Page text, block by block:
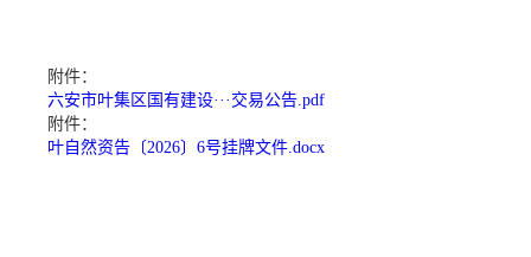
附件：
六安市叶集区国有建设···交易公告.pdf
附件：
叶自然资告〔2026〕6号挂牌文件.docx